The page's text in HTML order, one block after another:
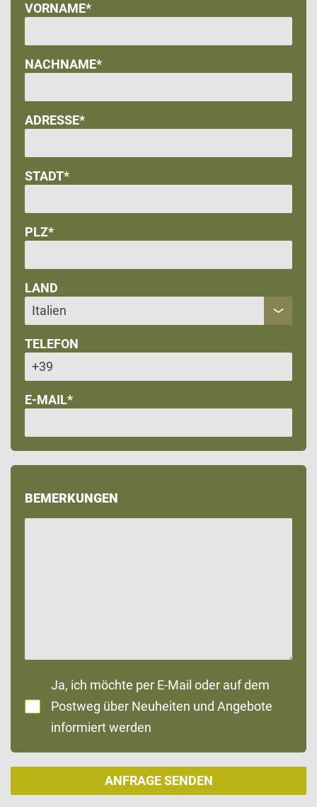
VORNAME*
NACHNAME*
ADRESSE*
STADT*
PLZ*
LAND
TELEFON
E-MAIL*
BEMERKUNGEN
Ja, ich möchte per E-Mail oder auf dem
Postweg über Neuheiten und Angebote
informiert werden